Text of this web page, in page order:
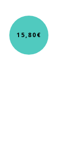
15,80€